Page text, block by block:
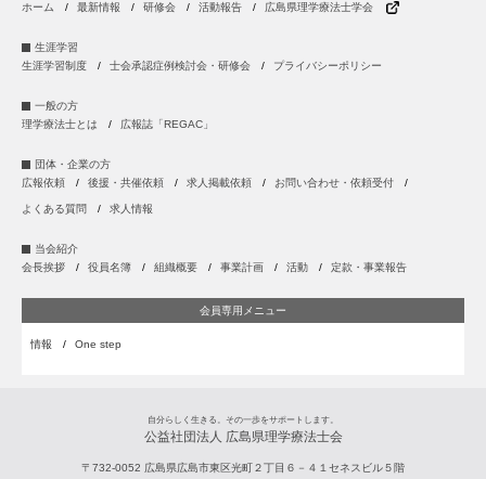
ホーム 最新情報 研修会 活動報告 広島県理学療法士学会
生涯学習
生涯学習制度
士会承認症例検討会・研修会 プライバシーポリシー
一般の方
理学療法士とは
広報誌「REGAC」
団体・企業の方
広報依頼
後援・共催依頼 求人掲載依頼 お問い合わせ・依頼受付
よくある質問 求人情報
当会紹介
会長挨拶
役員名簿 組織概要 事業計画 活動 定款・事業報告
会員専用メニュー
情報 One step
自分らしく生きる。その一歩をサポートします。
公益社団法人 広島県理学療法士会
〒732-0052 広島県広島市東区光町２丁目６－４１セネスビル５階